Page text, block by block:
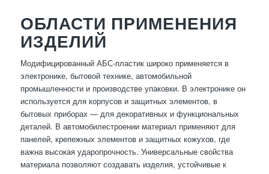
ОБЛАСТИ ПРИМЕНЕНИЯ
ИЗДЕЛИЙ
Модифицированный АБС-пластик широко применяется в
электронике, бытовой технике, автомобильной
промышленности и производстве упаковки. В электронике он
используется для корпусов и защитных элементов, в
бытовых приборах — для декоративных и функциональных
деталей. В автомобилестроении материал применяют для
панелей, крепежных элементов и защитных кожухов, где
важна высокая ударопрочность. Универсальные свойства
материала позволяют создавать изделия, устойчивые к